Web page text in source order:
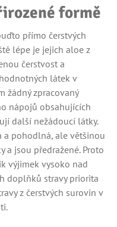
formě
přímo čerstvých
lépe je jejich aloe z
čerstvost a
látek v
žádný zpracovaný
nápojů obsahujících
další nežádoucí látky.
a pohodlná, ale většinou
jsou předražené. Proto
výjimek vysoko nad
doplňků stravy priorita
z čerstvých surovin v